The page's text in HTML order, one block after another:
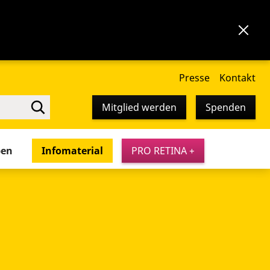
Presse Kontakt
Mitglied werden Spenden
Infomaterial PRO RETINA +